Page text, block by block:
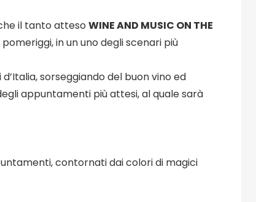
il tanto atteso WINE AND MUSIC ON THE
in un uno degli scenari più
sorseggiando del buon vino ed
appuntamenti più attesi, al quale sarà
contornati dai colori di magici